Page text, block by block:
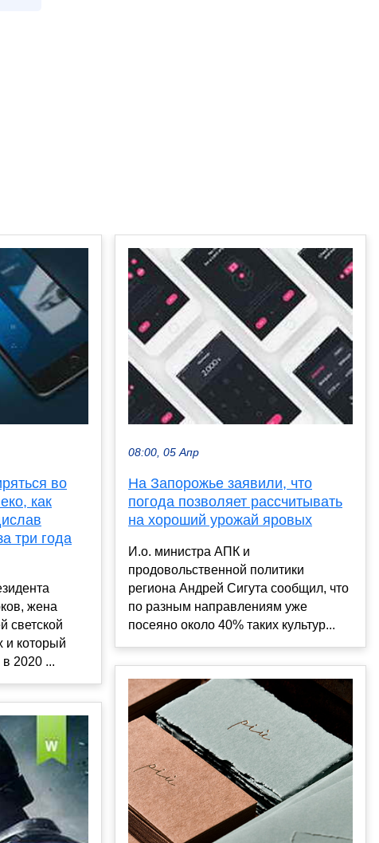
во
как
три года
жена
светской
и который
2020 ...
08:00, 05 Апр
На Запорожье заявили, что
погода позволяет рассчитывать
на хороший урожай яровых
И.о. министра АПК и
продовольственной политики
региона Андрей Сигута сообщил, что
по разным направлениям уже
посеяно около 40% таких культур...